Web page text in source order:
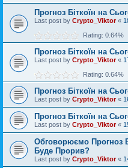
Прогноз Біткоїн на
Last post by Crypto_Viktor«
Rating: 0.64%
Прогноз Біткоїн на
Last post by Crypto_Viktor«
Rating: 0.64%
Прогноз Біткоїн на
Last post by Crypto_Viktor«
Прогноз Біткоїн на
Last post by Crypto_Viktor«
Обговорюємо Прогноз
Буде Прорив?
Last post by Crypto_Viktor«